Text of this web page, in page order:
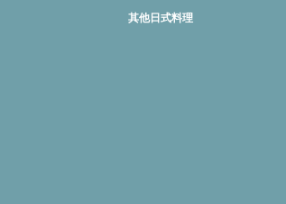
其他日式料理